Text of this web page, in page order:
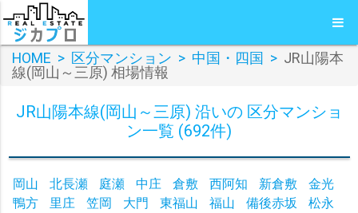
HOME > 区分マンション > 中国・四国 > JR山陽本
線(岡山～三原) 相場情報
JR山陽本線(岡山～三原) 沿いの 区分マンショ
ン一覧 (692件)
岡山 北長瀬 庭瀬 中庄 倉敷 西阿知 新倉敷
金光
鴨方
里庄 笠岡 大門 東福山 福山 備後赤坂
松永